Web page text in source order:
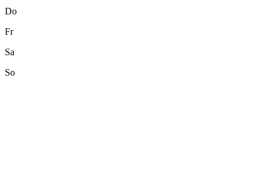
Do
Fr
Sa
So